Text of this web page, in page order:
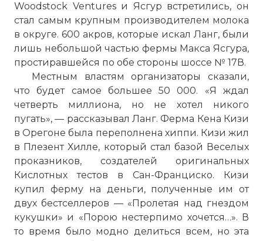
Woodstock Ventures и Ясгур встретились, он
стал самым крупным производителем молока
в округе. 600 акров, которые искал Ланг, были
лишь небольшой частью фермы Макса Ясгура,
простиравшейся по обе стороны шоссе № 17В.
Местным властям организаторы сказали,
что будет самое большее 50 000. «Я ждал
четверть миллиона, но не хотел никого
пугать», — рассказывал Ланг. Ферма Кена Кизи
в Орегоне была переполнена хиппи. Кизи жил
в Плезент Хилле, который стал базой Веселых
проказников, создателей оригинальных
Кислотных тестов в Сан-Франциско. Кизи
купил ферму на деньги, полученные им от
двух бестселлеров — «Пролетая над гнездом
кукушки» и «Порою нестерпимо хочется…». В
то время было модно делиться всем, но эта
Проверочный код:
Вернуться в статью: Вудстокская ярмарка